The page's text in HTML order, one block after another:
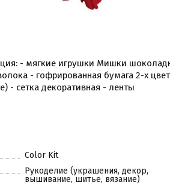
- мягкие игрушки Мишки
- гофрированная бумага 2-х
- сетка декоративная - ленты
Color Kit
Рукоделие (украшения, декор,
вышивание, шитье, вязание)